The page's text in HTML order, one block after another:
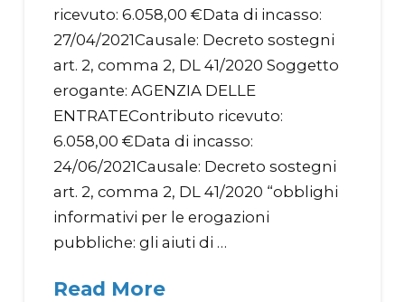
ricevuto: 6.058,00 €Data di incasso:
27/04/2021Causale: Decreto sostegni
art. 2, comma 2, DL 41/2020 Soggetto
erogante: AGENZIA DELLE
ENTRATEContributo ricevuto:
6.058,00 €Data di incasso:
24/06/2021Causale: Decreto sostegni
art. 2, comma 2, DL 41/2020 “obblighi
informativi per le erogazioni
pubbliche: gli aiuti di …
Read More